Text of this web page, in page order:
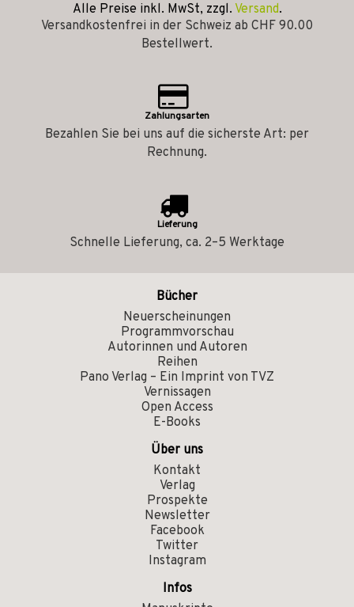
Alle Preise inkl. MwSt, zzgl. Versand.
Versandkostenfrei in der Schweiz ab CHF 90.00
Bestellwert.
Zahlungsarten
Bezahlen Sie bei uns auf die sicherste Art: per
Rechnung.
Lieferung
Schnelle Lieferung, ca. 2–5 Werktage
Bücher
Neuerscheinungen
Programmvorschau
Autorinnen und Autoren
Reihen
Pano Verlag – Ein Imprint von TVZ
Vernissagen
Open Access
E-Books
Über uns
Kontakt
Verlag
Prospekte
Newsletter
Facebook
Twitter
Instagram
Infos